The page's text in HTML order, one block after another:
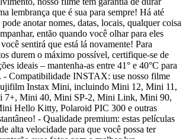
lembrança que é sua para sempre! Há até
anotar nomes, datas, locais, qualquer coisa
então quando você olhar para eles
sentirá que está lá novamente! Para
durem o máximo possível, certifique-se de
ideais – mantenha-as entre 41° e 40°C para
- Compatibilidade INSTAX: use nosso filme
Instax Mini, incluindo Mini 12, Mini 11,
7+, Mini 40, Mini SP-2, Mini Link, Mini 90,
Hello Kitty, Polaroid PIC 300 e outras
- Qualidade premium: estas películas
alta velocidade para que você possa ter